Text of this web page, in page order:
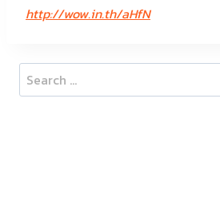
http://wow.in.th/aHfN
Search
for: